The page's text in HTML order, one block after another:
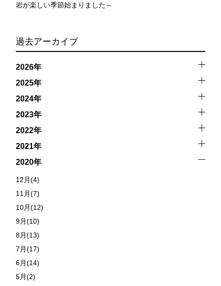
岩が楽しい季節始まりました～
過去アーカイブ
2026年
2025年
2024年
2023年
2022年
2021年
2020年
12月(4)
11月(7)
10月(12)
9月(10)
8月(13)
7月(17)
6月(14)
5月(2)